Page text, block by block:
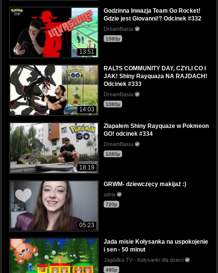
13:51
Godzinna Inwazja Team Go Rocket!
Gdzie jest Giovanni!? Odcinek #332
DreamBasta
1080p
14:03
RALTS COMMUNITY DAY, CZYLI CO I
JAK! Shiny Rayquaza NA RAJDACH!
Odcinek #333
DreamBasta
1080p
18:19
Złapałem Shiny Rayquaze w Pokmeon
GO! odcinek #334
DreamBasta
1080p
05:23
GRWM- dziewczęcy makijaż :)
adria
720p
Jada misie Kołysanka na uspokojenie
i sen - 50 minut
Jagódka TV - Kołysanki dla dzieci
480p